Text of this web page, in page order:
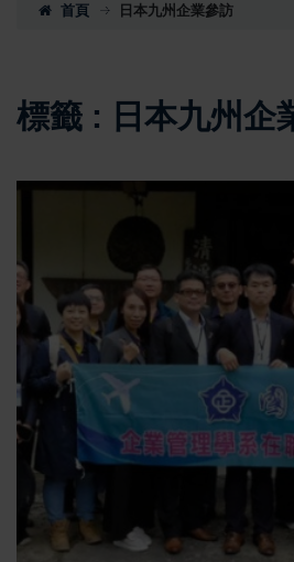
首頁 日本九州企業參訪
標籤 : 日本九州企